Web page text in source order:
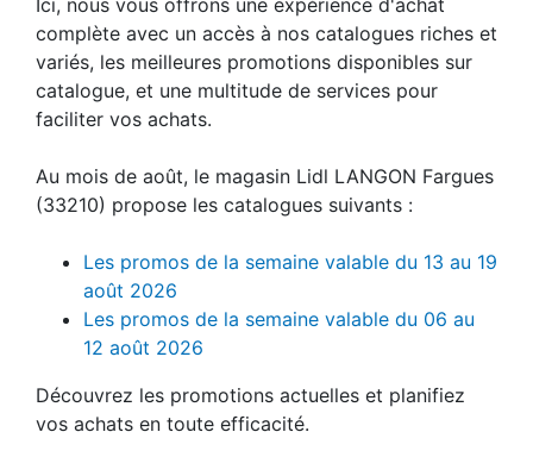
complète avec un accès à nos catalogues riches et
variés, les meilleures promotions disponibles sur
catalogue, et une multitude de services pour
faciliter vos achats.
Au mois de août, le magasin Lidl LANGON Fargues
(33210) propose les catalogues suivants :
Les promos de la semaine valable du 13 au 19
août 2026
Les promos de la semaine valable du 06 au
12 août 2026
Découvrez les promotions actuelles et planifiez
vos achats en toute efficacité.